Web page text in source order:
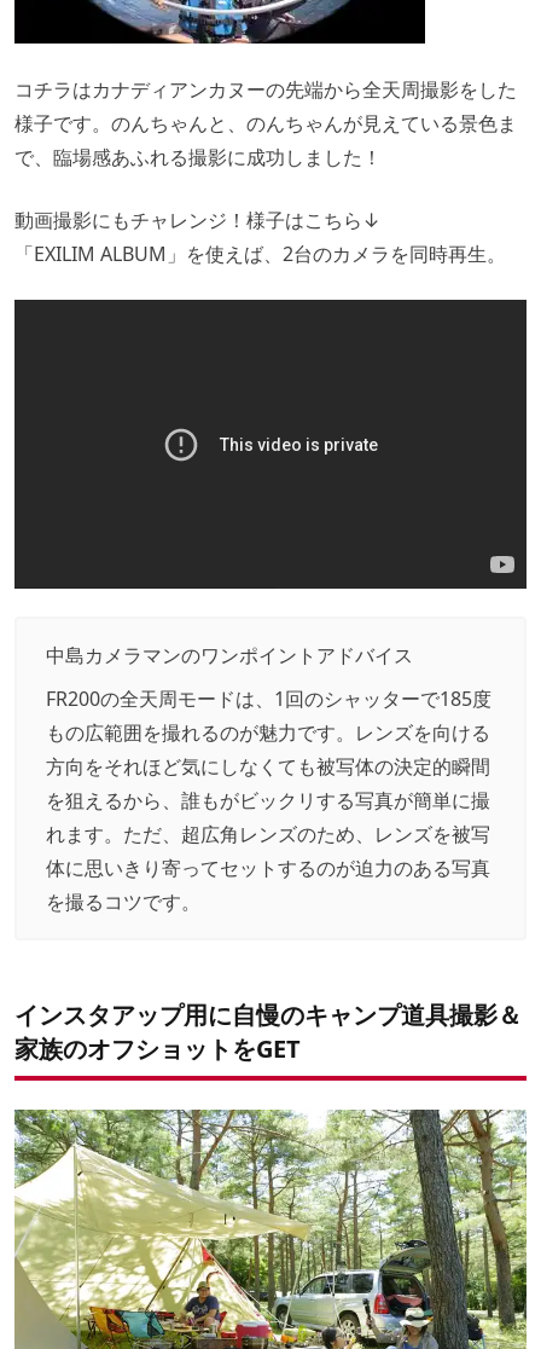
コチラはカナディアンカヌーの先端から全天周撮影をした
様子です。のんちゃんと、のんちゃんが見えている景色ま
で、臨場感あふれる撮影に成功しました！
動画撮影にもチャレンジ！様子はこちら↓
「EXILIM ALBUM」を使えば、2台のカメラを同時再生。
中島カメラマンのワンポイントアドバイス
FR200の全天周モードは、1回のシャッターで185度
もの広範囲を撮れるのが魅力です。レンズを向ける
方向をそれほど気にしなくても被写体の決定的瞬間
を狙えるから、誰もがビックリする写真が簡単に撮
れます。ただ、超広角レンズのため、レンズを被写
体に思いきり寄ってセットするのが迫力のある写真
を撮るコツです。
インスタアップ用に自慢のキャンプ道具撮影＆
家族のオフショットをGET